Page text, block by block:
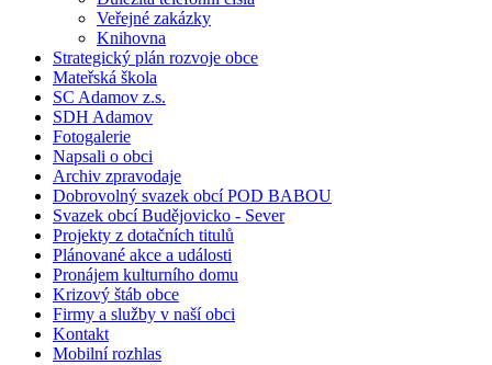
Veřejné zakázky
Knihovna
Strategický plán rozvoje obce
Mateřská škola
SC Adamov z.s.
SDH Adamov
Fotogalerie
Napsali o obci
Archiv zpravodaje
Dobrovolný svazek obcí POD BABOU
Svazek obcí Budějovicko - Sever
Projekty z dotačních titulů
Plánované akce a události
Pronájem kulturního domu
Krizový štáb obce
Firmy a služby v naší obci
Kontakt
Mobilní rozhlas